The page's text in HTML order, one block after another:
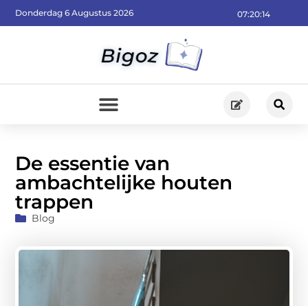
07:20:15
Donderdag 6 Augustus 2026
De essentie van
ambachtelijke houten
trappen
Blog